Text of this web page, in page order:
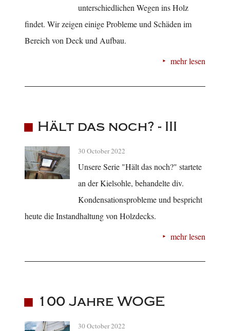
unterschiedlichen Wegen ins Holz
findet. Wir zeigen einige Probleme und Schäden im
Bereich von Deck und Aufbau.
mehr lesen
Hält das noch? - III
30 October 2022
Unsere Serie "Hält das noch?" startete
an der Kielsohle, behandelte div.
Kondensationsprobleme und bespricht
heute die Instandhaltung von Holzdecks.
mehr lesen
100 Jahre WOGE
30 October 2022